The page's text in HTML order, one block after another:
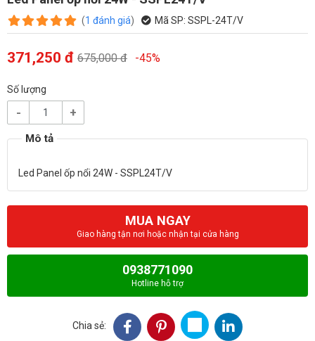
(1 đánh giá) Mã SP: SSPL-24T/V
371,250 đ 675,000 đ -45%
Số lượng
- +
MUA NGAY
Giao hàng tận nơi hoặc nhận tại cửa hàng
0938771090
Hotline hỗ trợ
Chia sẻ: